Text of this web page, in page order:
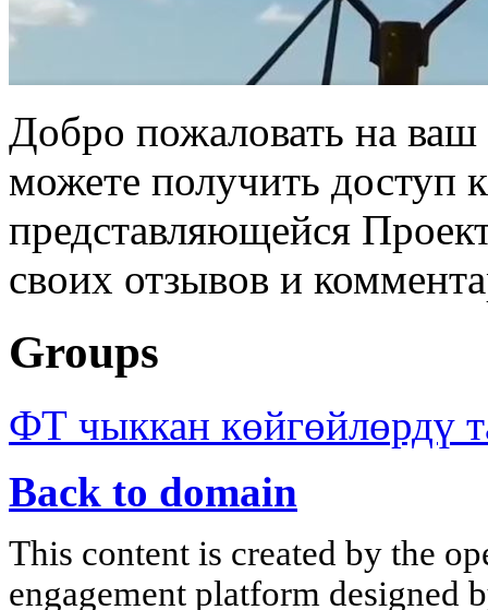
Добро пожаловать на
можете получить доступ
представляющейся
своих отзывов и
Groups
ФТ чыккан көйгөйлөрдү
Back to domain
This content is created by the
engagement platform designed